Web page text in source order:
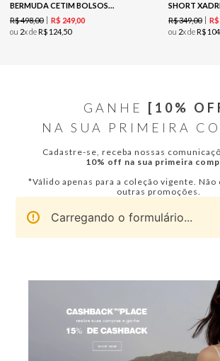
BERMUDA CETIM BOLSOS-PRETO
R$498,00 R$ 24900
ou 2x deR$ 124 50
SHORT
R$349,00 R$
ou 2x deR$ 104
GANHE
[10%
NA SUA PRIMEIRA
Cadastre-se, receba nossas
10% off na sua primeira
*Válido apenas para a coleção vigente.
outras promoções.
Carregando o formulário...